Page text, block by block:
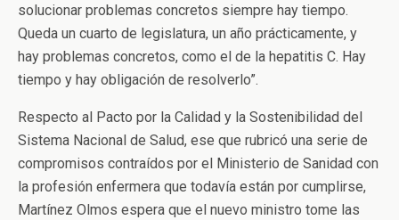
solucionar problemas concretos siempre hay tiempo.
Queda un cuarto de legislatura, un año prácticamente, y
hay problemas concretos, como el de la hepatitis C. Hay
tiempo y hay obligación de resolverlo”.
Respecto al Pacto por la Calidad y la Sostenibilidad del
Sistema Nacional de Salud, ese que rubricó una serie de
compromisos contraídos por el Ministerio de Sanidad con
la profesión enfermera que todavía están por cumplirse,
Martínez Olmos espera que el nuevo ministro tome las